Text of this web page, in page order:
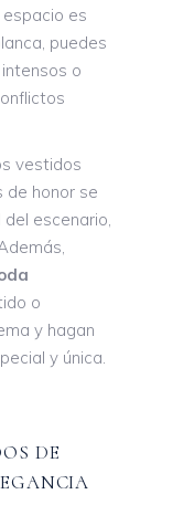
es
puedes
o
vestidos
de honor se
escenario,
o
y hagan
y única.
DE